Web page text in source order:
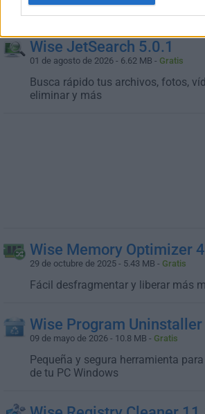
Optimiza tu PC para jugar mejor y
Wise JetSearch 5.0.1
01 de agosto de 2026 - 6.62 MB - Gratis
Busca rápido tus archivos, fotos,
eliminar y más
Wise Memory Optimizer
29 de octubre de 2025 - 5.43 MB - Gratis
Fácil desfragmentar y liberar más
Wise Program
09 de mayo de 2026 - 10.8 MB - Gratis
Pequeña y segura herramienta
de tu PC Windows